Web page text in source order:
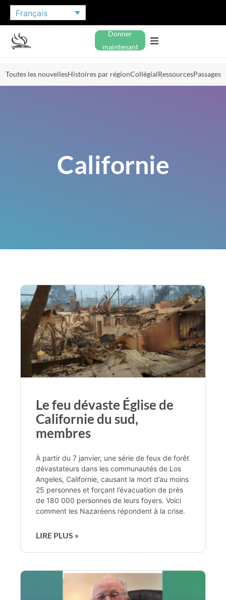
Français
Donner
maintenant
Toutes les nouvellesHistoires par régionCollégialRessourcesPassages
Californie
Le feu dévaste Église de
Californie du sud,
membres
À partir du 7 janvier, une série de feux de forêt
dévastateurs dans les communautés de Los
Angeles, Californie, causant la mort d’au moins
25 personnes et forçant l’évacuation de près
de 180 000 personnes de leurs foyers. Voici
comment les Nazaréens répondent à la crise.
LIRE PLUS »